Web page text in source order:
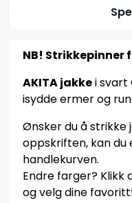
NB! Strikkepinner
AKITA jakkei svart
isydde ermer og
Ønsker du å strikke
oppskriften, kan du
handlekurven.
Endre farger?
og velg dine